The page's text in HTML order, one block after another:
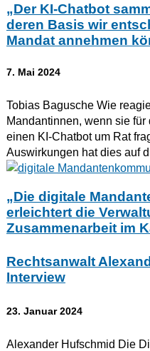
„Der KI-Chatbot
deren Basis wir
Mandat annehmen
7. Mai 2024
Tobias Bagusche Wie
Mandantinnen, wenn sie
einen KI-Chatbot um Rat
Auswirkungen hat dies auf
„Die digitale
erleichtert die
Zusammenarbeit im
Rechtsanwalt
Interview
23. Januar 2024
Alexander Hufschmid Die